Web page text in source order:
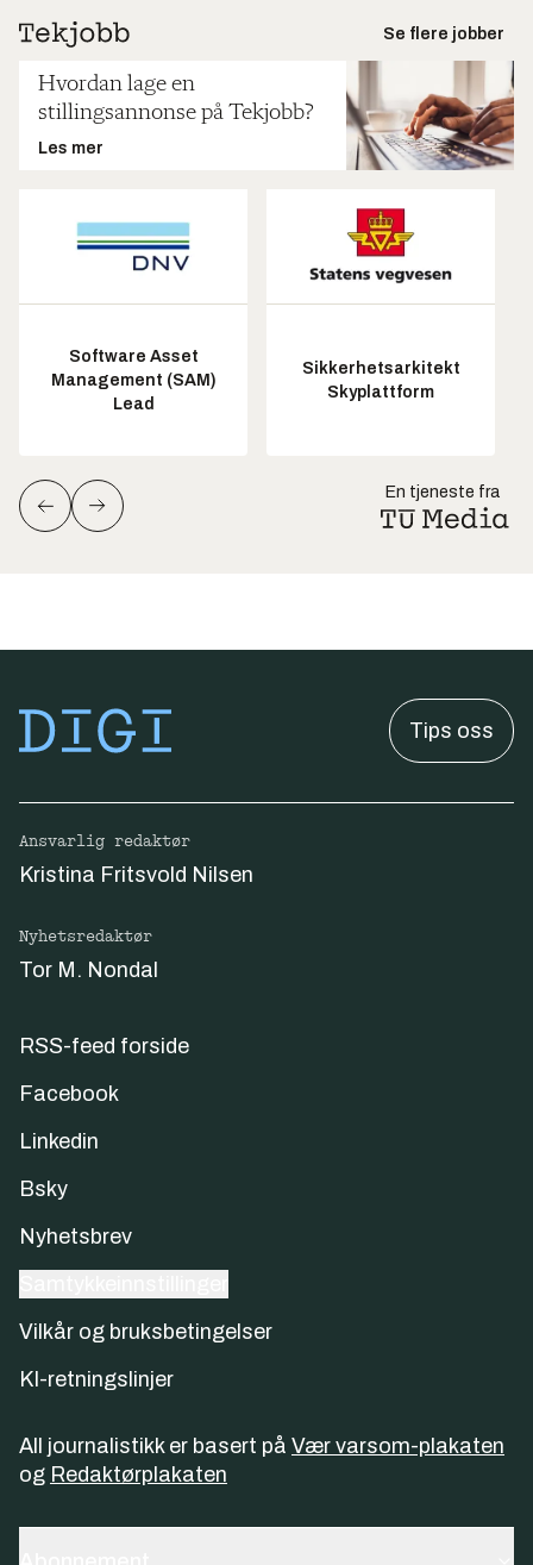
Se flere jobber
Hvordan lage en
stillingsannonse på Tekjobb?
Les mer
Software Asset
Management (SAM)
Lead
Sikkerhetsarkitekt
Skyplattform
En tjeneste fra
Tips oss
Ansvarlig redaktør
Kristina Fritsvold Nilsen
Nyhetsredaktør
Tor M. Nondal
RSS-feed forside
Facebook
Linkedin
Bsky
Nyhetsbrev
Vilkår og bruksbetingelser
KI-retningslinjer
All journalistikk er basert på Vær varsom-plakaten
og Redaktørplakaten